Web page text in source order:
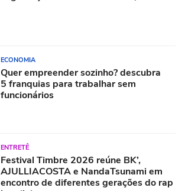
ECONOMIA
Quer empreender sozinho? descubra
5 franquias para trabalhar sem
funcionários
ENTRETÊ
Festival Timbre 2026 reúne BK’,
AJULLIACOSTA e NandaTsunami em
encontro de diferentes gerações do rap